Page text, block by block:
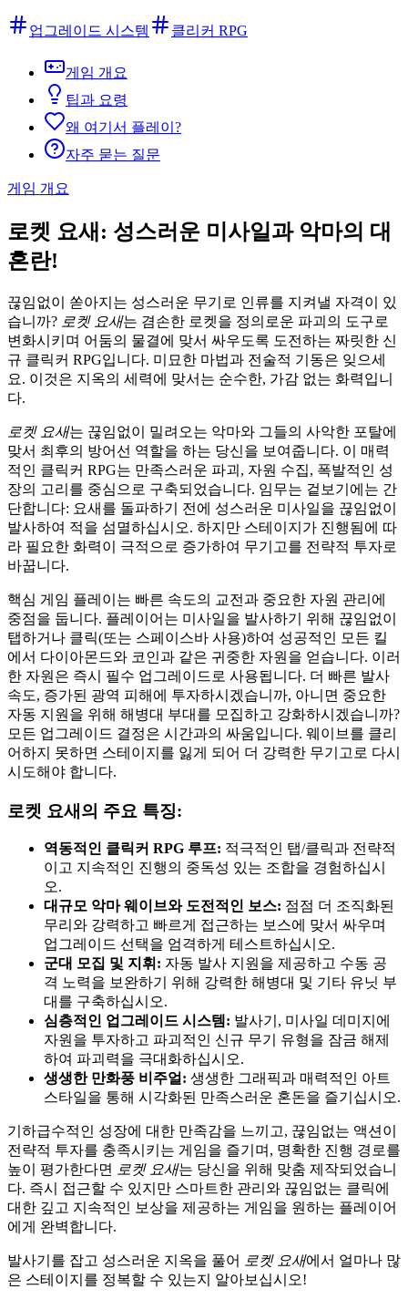
업그레이드 시스템 클리커 RPG
게임 개요
팁과 요령
왜 여기서 플레이?
자주 묻는 질문
게임 개요
로켓 요새: 성스러운 미사일과 악마의 대
혼란!
끊임없이 쏟아지는 성스러운 무기로 인류를 지켜낼 자격이 있
습니까? 로켓 요새는 겸손한 로켓을 정의로운 파괴의 도구로
변화시키며 어둠의 물결에 맞서 싸우도록 도전하는 짜릿한 신
규 클릭커 RPG입니다. 미묘한 마법과 전술적 기동은 잊으세
요. 이것은 지옥의 세력에 맞서는 순수한, 가감 없는 화력입니
다.
로켓 요새는 끊임없이 밀려오는 악마와 그들의 사악한 포탈에
맞서 최후의 방어선 역할을 하는 당신을 보여줍니다. 이 매력
적인 클릭커 RPG는 만족스러운 파괴, 자원 수집, 폭발적인 성
장의 고리를 중심으로 구축되었습니다. 임무는 겉보기에는 간
단합니다: 요새를 돌파하기 전에 성스러운 미사일을 끊임없이
발사하여 적을 섬멸하십시오. 하지만 스테이지가 진행됨에 따
라 필요한 화력이 극적으로 증가하여 무기고를 전략적 투자로
바꿉니다.
핵심 게임 플레이는 빠른 속도의 교전과 중요한 자원 관리에
중점을 둡니다. 플레이어는 미사일을 발사하기 위해 끊임없이
탭하거나 클릭(또는 스페이스바 사용)하여 성공적인 모든 킬
에서 다이아몬드와 코인과 같은 귀중한 자원을 얻습니다. 이러
한 자원은 즉시 필수 업그레이드로 사용됩니다. 더 빠른 발사
속도, 증가된 광역 피해에 투자하시겠습니까, 아니면 중요한
자동 지원을 위해 해병대 부대를 모집하고 강화하시겠습니까?
모든 업그레이드 결정은 시간과의 싸움입니다. 웨이브를 클리
어하지 못하면 스테이지를 잃게 되어 더 강력한 무기고로 다시
시도해야 합니다.
로켓 요새의 주요 특징:
역동적인 클릭커 RPG 루프: 적극적인 탭/클릭과 전략적
이고 지속적인 진행의 중독성 있는 조합을 경험하십시
오.
대규모 악마 웨이브와 도전적인 보스: 점점 더 조직화된
무리와 강력하고 빠르게 접근하는 보스에 맞서 싸우며
업그레이드 선택을 엄격하게 테스트하십시오.
군대 모집 및 지휘: 자동 발사 지원을 제공하고 수동 공
격 노력을 보완하기 위해 강력한 해병대 및 기타 유닛 부
대를 구축하십시오.
심층적인 업그레이드 시스템: 발사기, 미사일 데미지에
자원을 투자하고 파괴적인 신규 무기 유형을 잠금 해제
하여 파괴력을 극대화하십시오.
생생한 만화풍 비주얼: 생생한 그래픽과 매력적인 아트
스타일을 통해 시각화된 만족스러운 혼돈을 즐기십시오.
기하급수적인 성장에 대한 만족감을 느끼고, 끊임없는 액션이
전략적 투자를 충족시키는 게임을 즐기며, 명확한 진행 경로를
높이 평가한다면
로켓 요새는 당신을 위해 맞춤 제작되었습니
다. 즉시 접근할 수 있지만 스마트한 관리와 끊임없는 클릭에
대한 깊고 지속적인 보상을 제공하는 게임을 원하는 플레이어
에게 완벽합니다.
발사기를 잡고 성스러운 지옥을 풀어 로켓 요새에서 얼마나 많
은 스테이지를 정복할 수 있는지 알아보십시오!